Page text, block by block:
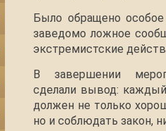
Было обращено
заведомо ложное
экстремистские
В завершении
сделали вывод:
должен не только
но и соблюдать закон,